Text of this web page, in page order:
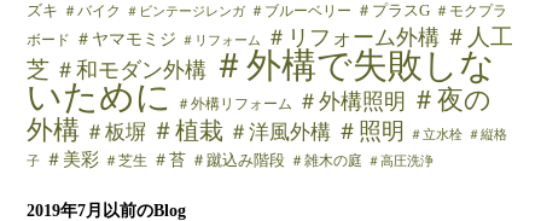
ズキ ＃バイク ＃ビンテージレンガ ＃ブルーベリー ＃プラスG ＃モクプラ
ボード ＃ヤマモミジ ＃リフォーム ＃リフォーム外構 ＃人工
芝 ＃和モダン外構 ＃外構で失敗しな
いために
＃外構リフォーム ＃外構照明 ＃夜の
外構 ＃板塀 ＃植栽 ＃洋風外構 ＃照明 ＃立水栓 ＃縦格
子
＃美彩 ＃芝生 ＃苔 ＃蹴込み階段 ＃雑木の庭 ＃高圧洗浄
2019年7月以前のBlog